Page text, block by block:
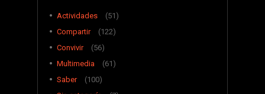
Actividades
(51)
Compartir
(122)
Convivir
(56)
Multimedia
(61)
Saber
(100)